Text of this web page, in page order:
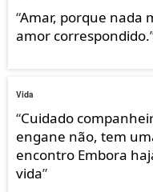
“Amar, porque nada
amor correspondido.
Vida
“Cuidado
engane não, tem
encontro Embora
vida”